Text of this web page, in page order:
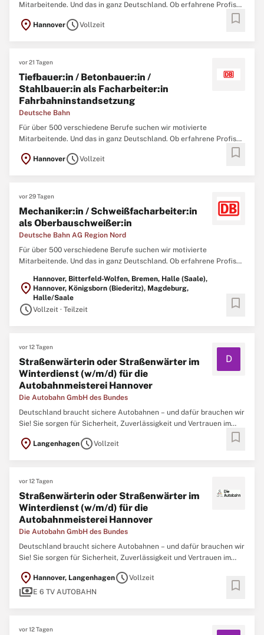
Mitarbeitende. Und das in ganz Deutschland. Ob erfahrene Profis
Weiterbildungsmöglichkeiten. Original Stellenanzeige auf
location_on HannoverscheduleVollzeit bookmark
vor 21 Tagen
Tiefbauer:in / Betonbauer:in /
Stahlbauer:in als Facharbeiter:in
Fahrbahninstandsetzung
Deutsche Bahn
Für über 500 verschiedene Berufe suchen wir motivierte
Mitarbeitende. Und das in ganz Deutschland. Ob erfahrene Profis
Weiterbildungsmöglichkeiten. Aufgaben Zum nächstmöglichen
location_on HannoverscheduleVollzeit bookmark
vor 29 Tagen
Mechaniker:in / Schweißfacharbeiter:in
als Oberbauschweißer:in
Deutsche Bahn AG Region Nord
Für über 500 verschiedene Berufe suchen wir motivierte
Mitarbeitende. Und das in ganz Deutschland. Ob erfahrene Profis
Weiterbildungsmöglichkeiten. Aufgaben Zum nächstmöglichen
Zeitpunkt suchen wir dich als Schweißer:in
location_on
Hannover, Bitterfeld-Wolfen, Bremen, Halle (Saale),
Hannover, Königsborn (Biederitz), Magdeburg,
Halle/Saale
scheduleVollzeit · Teilzeit bookmark
vor 12 Tagen
Straßenwärterin oder Straßenwärter im
Winterdienst (w/m/d) für die
Autobahnmeisterei Hannover
Die Autobahn GmbH des Bundes
D
Deutschland braucht sichere Autobahnen – und dafür brauchen wir
Sie! Sie sorgen für Sicherheit, Zuverlässigkeit und Vertrauen im
Menschen und große Maschinen. Dabei kontrollieren und
location_on LangenhagenscheduleVollzeit bookmark
vor 12 Tagen
Straßenwärterin oder Straßenwärter im
Winterdienst (w/m/d) für die
Autobahnmeisterei Hannover
Die Autobahn GmbH des Bundes
Deutschland braucht sichere Autobahnen – und dafür brauchen wir
Sie! Sie sorgen für Sicherheit, Zuverlässigkeit und Vertrauen im
Menschen und große Maschinen. Dabei kontrollieren und
beseitigen Sie unterschiedlichste Gefahrenstellen
location_on Hannover, LangenhagenscheduleVollzeit
paymentsE 6 TV AUTOBAHN bookmark
vor 12 Tagen